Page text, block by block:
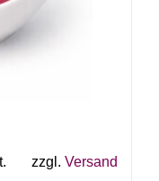
zzgl. Versand